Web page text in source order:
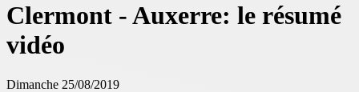
Clermont - Auxerre: le résumé
vidéo
Dimanche 25/08/2019